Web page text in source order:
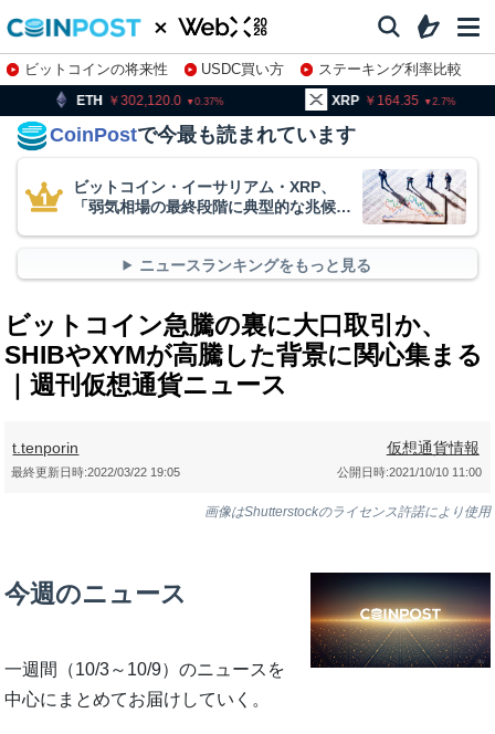
ビットコインの将来性 USDC買い方
ステーキング利率比較
株特集・関連銘柄
302,120.0 0.37 XRP 2.7 BNB
CoinPostで今最も読まれています
ビットコイン・イーサリアム・XRP、
「弱気相場の最終段階に典型的な兆候」
ニュースランキングをもっと見る
ビットコイン急騰の裏に大口取引か、
SHIBやXYMが高騰した背景に関心集まる
｜週刊仮想通貨ニュース
t.tenporin 仮想通貨情報
公開日時:2021/10/10 11:00
最終更新日時:2022/03/22 19:05
画像はShutterstockのライセンス許諾により使用
今週のニュース
一週間（10/3～10/9）のニュースを
中心にまとめてお届けしていく。